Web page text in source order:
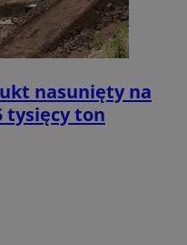
nasunięty na
tysięcy ton